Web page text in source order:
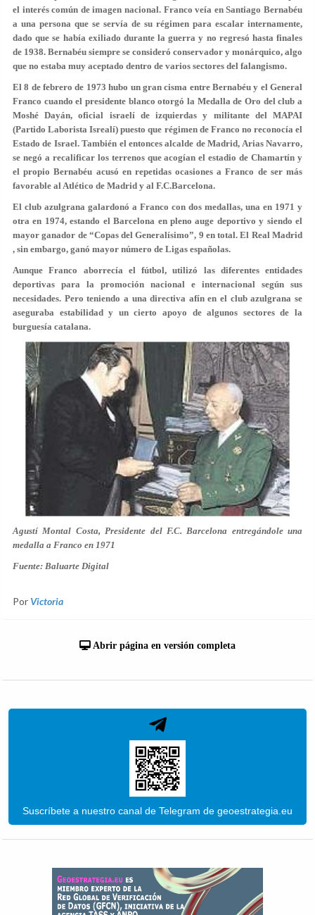
el interés común de imagen nacional. Franco veía en Santiago Bernabéu
a una persona que se servía de su régimen para escalar internamente,
dado que se había exiliado durante la guerra y no regresó hasta finales
de 1938. Bernabéu siempre se consideró conservador y monárquico, algo
que no estaba muy aceptado dentro de varios sectores del falangismo.
El 8 de febrero de 1973 hubo un gran cisma entre Bernabéu y el General
Franco cuando el presidente blanco otorgó la Medalla de Oro del club a
Moshé Dayán, oficial israelí de izquierdas y militante del MAPAI
(Partido Laborista Isrealí) puesto que régimen de Franco no reconocía el
Estado de Israel. También el entonces alcalde de Madrid, Arias Navarro,
se negó a recalificar los terrenos que acogían el estadio de Chamartín y
el propio Bernabéu acusó en repetidas ocasiones a Franco de ser más
favorable al Atlético de Madrid y al F.C.Barcelona.
El club azulgrana galardonó a Franco con dos medallas, una en 1971 y
otra en 1974, estando el Barcelona en pleno auge deportivo y siendo el
mayor ganador de “Copas del Generalísimo”, 9 en total. El Real Madrid
, sin embargo, ganó mayor número de Ligas españolas.
Aunque Franco aborrecía el fútbol, utilizó las diferentes entidades
deportivas para la promoción nacional e internacional según sus
necesidades. Pero teniendo a una directiva afín en el club azulgrana se
aseguraba estabilidad y un cierto apoyo de algunos sectores de la
burguesía catalana.
Agustí Montal Costa, Presidente del F.C. Barcelona entregándole una
medalla a Franco en 1971
Fuente: Baluarte Digital
Por Victoria
Abrir página en versión completa
Suscríbete a nuestro canal de Telegram de geoestrategia.eu